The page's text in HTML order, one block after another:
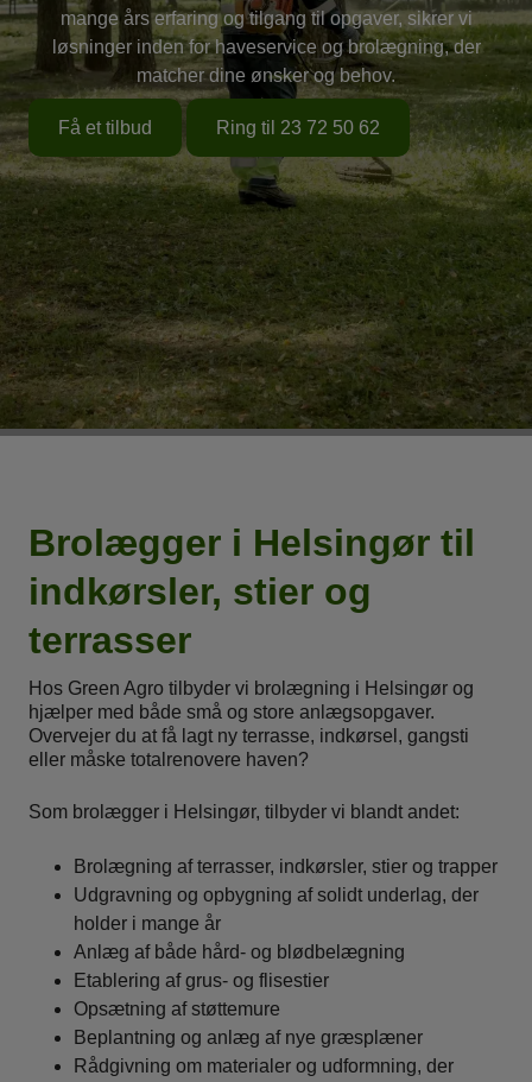
mange års erfaring og tilgang til opgaver, sikrer vi
løsninger inden for haveservice og brolægning, der
matcher dine ønsker og behov.
Få et tilbud Ring til 23 72 50 62
Brolægger i Helsingør til
indkørsler, stier og
terrasser
Hos Green Agro tilbyder vi brolægning i Helsingør og
hjælper med både små og store anlægsopgaver.
Overvejer du at få lagt ny terrasse, indkørsel, gangsti
eller måske totalrenovere haven?
Som brolægger i Helsingør, tilbyder vi blandt andet:
Brolægning af terrasser, indkørsler, stier og trapper
Udgravning og opbygning af solidt underlag, der
holder i mange år
Anlæg af både hård- og blødbelægning
Etablering af grus- og flisestier
Opsætning af støttemure
Beplantning og anlæg af nye græsplæner
Rådgivning om materialer og udformning, der